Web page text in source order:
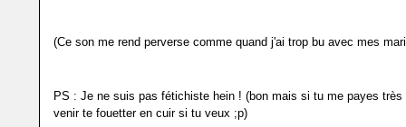
(Ce son me rend perverse comme quand j'ai trop bu avec mes
PS : Je ne suis pas fétichiste hein ! (bon mais si tu me payes très
venir te fouetter en cuir si tu veux ;p)